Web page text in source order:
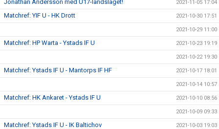
Jonathan Andersson med U17-landslaget! 2021-11-05 17:04
Matchref: YIF U - HK Drott 2021-10-30 17:51
2021-10-29 11:00
Matchref: HP Warta - Ystads IF U 2021-10-23 19:19
2021-10-22 19:30
Matchref: Ystads IF U - Mantorps IF HF 2021-10-17 18:01
2021-10-14 10:57
Matchref: HK Ankaret - Ystads IF U 2021-10-10 08:56
2021-10-09 09:33
Matchref: Ystads IF U - IK Baltichov 2021-10-03 19:03